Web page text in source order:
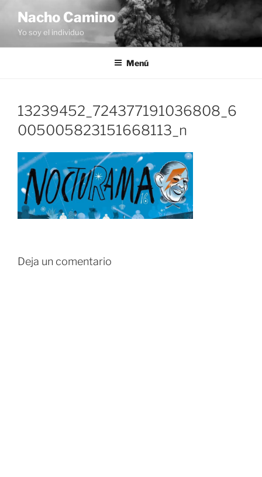
contenido
Nacho Camino
Yo soy el individuo
Menú
13239452_724377191036808_6
005005823151668113_n
Deja un comentario